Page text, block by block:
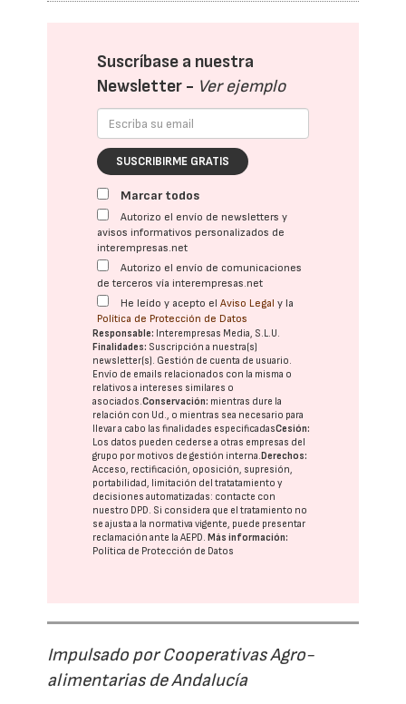
Suscríbase a nuestra
Newsletter - Ver ejemplo
SUSCRIBIRME GRATIS
Marcar todos
Autorizo el envío de newsletters y
avisos informativos personalizados de
interempresas.net
Autorizo el envío de comunicaciones
de terceros vía interempresas.net
He leído y acepto elAviso Legal y la
Política de Protección de Datos
Responsable: Interempresas Media, S.L.U.
Finalidades: Suscripción a nuestra(s)
newsletter(s). Gestión de cuenta de usuario.
Envío de emails relacionados con la misma o
relativos a intereses similares o
asociados.Conservación: mientras dure la
relación con Ud., o mientras sea necesario para
llevar a cabo las finalidades especificadasCesión:
Los datos pueden cederse a otras empresas del
grupo por motivos de gestión interna. Derechos:
Acceso, rectificación, oposición, supresión,
portabilidad, limitación del tratatamiento y
decisiones automatizadas: contacte con
nuestro DPD. Si considera que el tratamiento no
se ajusta a la normativa vigente, puede presentar
reclamación ante laAEPD. Más información:
Política de Protección de Datos
Impulsado por Cooperativas Agro-
alimentarias de Andalucía